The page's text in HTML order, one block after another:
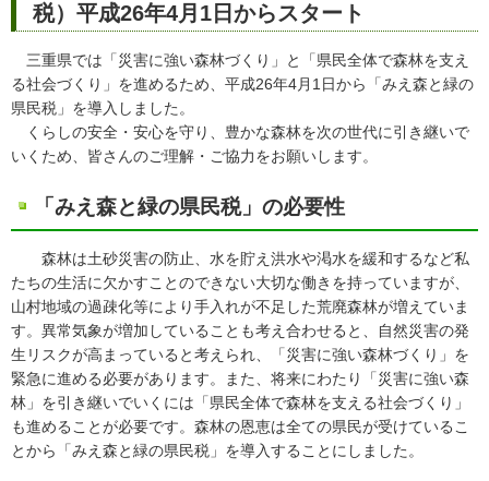
税）平成26年4月1日からスタート
三重県では「災害に強い森林づくり」と「県民全体で森林を支え
る社会づくり」を進めるため、平成26年4月1日から「みえ森と緑の
県民税」を導入しました。
くらしの安全・安心を守り、豊かな森林を次の世代に引き継いで
いくため、皆さんのご理解・ご協力をお願いします。
「みえ森と緑の県民税」の必要性
森林は土砂災害の防止、水を貯え洪水や渇水を緩和するなど私
たちの生活に欠かすことのできない大切な働きを持っていますが、
山村地域の過疎化等により手入れが不足した荒廃森林が増えていま
す。異常気象が増加していることも考え合わせると、自然災害の発
生リスクが高まっていると考えられ、「災害に強い森林づくり」を
緊急に進める必要があります。また、将来にわたり「災害に強い森
林」を引き継いでいくには「県民全体で森林を支える社会づくり」
も進めることが必要です。森林の恩恵は全ての県民が受けているこ
とから「みえ森と緑の県民税」を導入することにしました。